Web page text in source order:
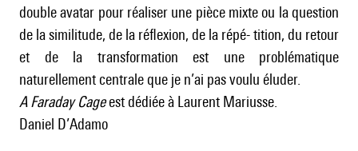
double avatar pour réaliser une pièce mixte ou la question
de la similitude, de la réflexion, de la répé- tition, du retour
et de la transformation est une problématique
naturellement centrale que je n’ai pas voulu éluder.
A Faraday Cageest dédiée à Laurent Mariusse.
Daniel D’Adamo